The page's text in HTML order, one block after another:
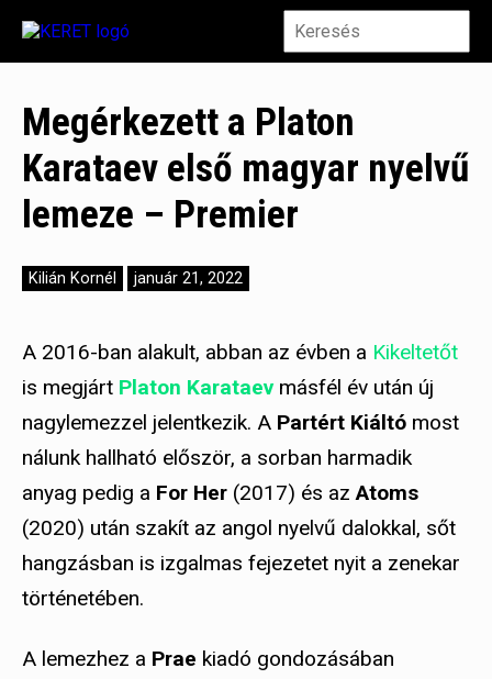
Megérkezett a Platon
Karataev első magyar nyelvű
lemeze – Premier
Kilián Kornél január 21, 2022
A 2016-ban alakult, abban az évben a Kikeltetőt
is megjárt Platon Karataevmásfél év után új
nagylemezzel jelentkezik. A Partért Kiáltó most
nálunk hallható először, a sorban harmadik
anyag pedig a For Her (2017) és azAtoms
(2020) után szakít az angol nyelvű dalokkal, sőt
hangzásban is izgalmas fejezetet nyit a zenekar
történetében.
A lemezhez a Prae kiadó gondozásában